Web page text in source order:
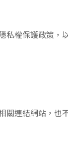
私權保護政策，
關連結網站，也